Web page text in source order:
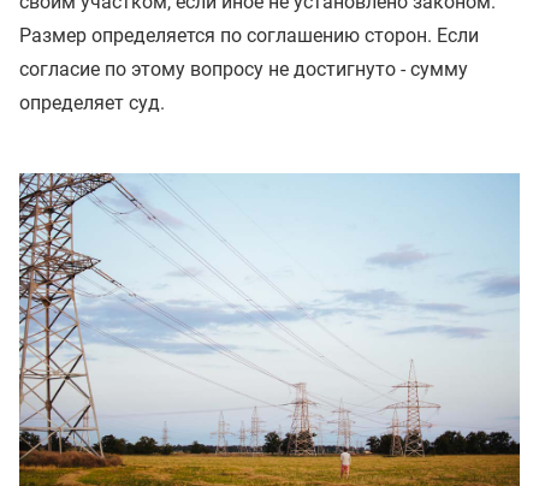
Размер определяется по соглашению сторон. Если
согласие по этому вопросу не достигнуто - сумму
определяет суд.